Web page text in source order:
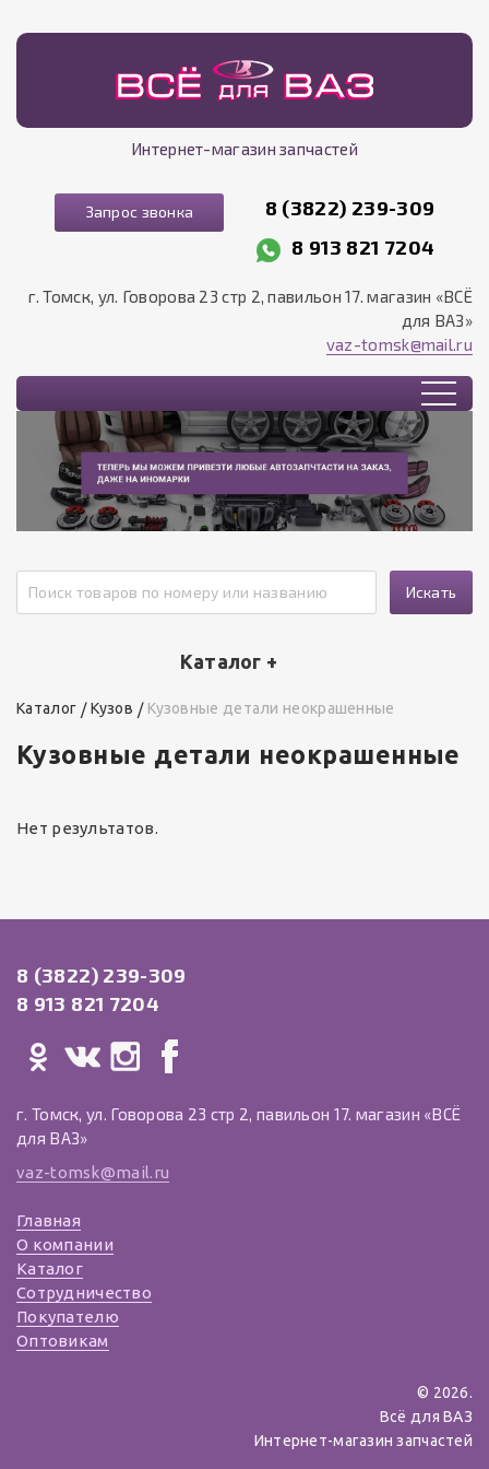
Интернет-магазин запчастей
Запрос звонка
8 (3822) 239-309
8 913 821 7204
г. Томск, ул. Говорова 23 стр 2, павильон 17. магазин «ВСЁ
для ВАЗ»
vaz-tomsk@mail.ru
Искать
Каталог +
Каталог Кузов Кузовные детали неокрашенные
Кузовные детали неокрашенные
Нет результатов.
8 (3822) 239-309
8 913 821 7204
г. Томск, ул. Говорова 23 стр 2, павильон 17. магазин «ВСЁ
для ВАЗ»
vaz-tomsk@mail.ru
Главная
О компании
Каталог
Сотрудничество
Покупателю
Оптовикам
© 2026.
Всё для ВАЗ
Интернет-магазин запчастей